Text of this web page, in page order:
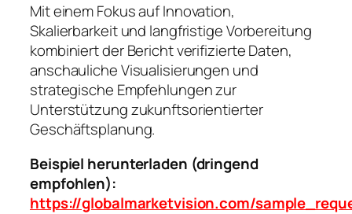
Mit einem Fokus auf Innovation,
Skalierbarkeit und langfristige Vorbereitung
kombiniert der Bericht verifizierte Daten,
anschauliche Visualisierungen und
strategische Empfehlungen zur
Unterstützung zukunftsorientierter
Geschäftsplanung.
Beispiel herunterladen (dringend
empfohlen):
https://globalmarketvision.com/